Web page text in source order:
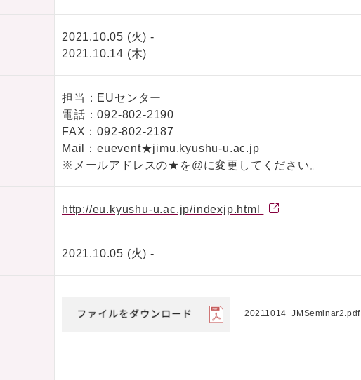
2021.10.05 (火) -
2021.10.14 (木)
担当：EUセンター
電話：092-802-2190
FAX：092-802-2187
Mail：euevent★jimu.kyushu-u.ac.jp
※メールアドレスの★を@に変更してください。
http://eu.kyushu-u.ac.jp/indexjp.html
2021.10.05 (火) -
20211014_JMSeminar2.pdf